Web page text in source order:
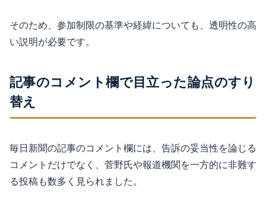
そのため、参加制限の基準や経緯についても、透明性の高
い説明が必要です。
記事のコメント欄で目立った論点のすり
替え
毎日新聞の記事のコメント欄には、告訴の妥当性を論じる
コメントだけでなく、菅野氏や報道機関を一方的に非難す
る投稿も数多く見られました。